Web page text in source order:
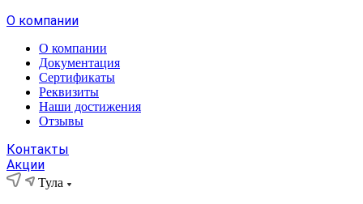
О компании
О компании
Документация
Сертификаты
Реквизиты
Наши достижения
Отзывы
Контакты
Акции
Тула